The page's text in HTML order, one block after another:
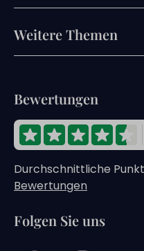
Weitere Themen
Bewertungen
Durchschnittliche
Bewertungen
Folgen Sie uns